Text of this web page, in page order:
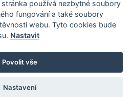
používá nezbytné soubory
fungování a také soubory
webu. Tyto cookies bude
Nastavit
Povolit vše
Nastavení